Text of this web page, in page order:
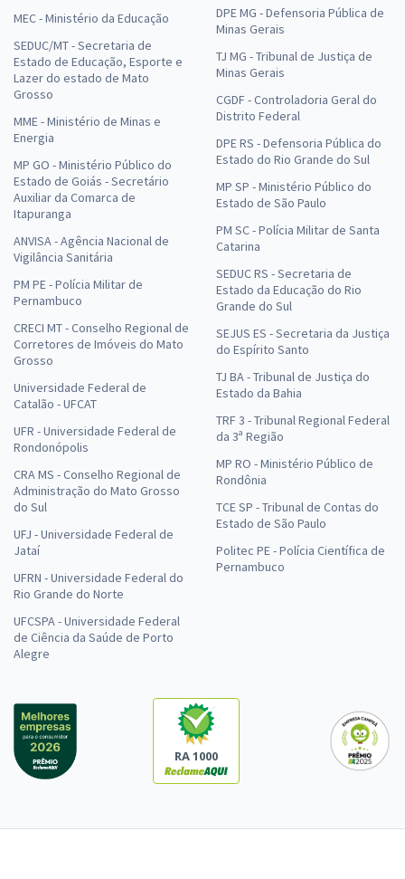
MEC - Ministério da Educação
SEDUC/MT - Secretaria de
Estado de Educação, Esporte e
Lazer do estado de Mato
Grosso
MME - Ministério de Minas e
Energia
MP GO - Ministério Público do
Estado de Goiás - Secretário
Auxiliar da Comarca de
Itapuranga
ANVISA - Agência Nacional de
Vigilância Sanitária
PM PE - Polícia Militar de
Pernambuco
CRECI MT - Conselho Regional de
Corretores de Imóveis do Mato
Grosso
Universidade Federal de
Catalão - UFCAT
UFR - Universidade Federal de
Rondonópolis
CRA MS - Conselho Regional de
Administração do Mato Grosso
do Sul
UFJ - Universidade Federal de
Jataí
UFRN - Universidade Federal do
Rio Grande do Norte
UFCSPA - Universidade Federal
de Ciência da Saúde de Porto
Alegre
DPE MG - Defensoria Pública de
Minas Gerais
TJ MG - Tribunal de Justiça de
Minas Gerais
CGDF - Controladoria Geral do
Distrito Federal
DPE RS - Defensoria Pública do
Estado do Rio Grande do Sul
MP SP - Ministério Público do
Estado de São Paulo
PM SC - Polícia Militar de Santa
Catarina
SEDUC RS - Secretaria de
Estado da Educação do Rio
Grande do Sul
SEJUS ES - Secretaria da Justiça
do Espírito Santo
TJ BA - Tribunal de Justiça do
Estado da Bahia
TRF 3 - Tribunal Regional Federal
da 3ª Região
MP RO - Ministério Público de
Rondônia
TCE SP - Tribunal de Contas do
Estado de São Paulo
Politec PE - Polícia Científica de
Pernambuco
RA 1000